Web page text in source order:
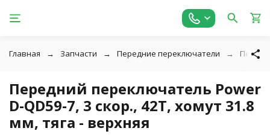
Главная Запчасти Передние переключатели
Передний переключатель Power
D-QD59-7, 3 скор., 42T, хомут 31.8
мм, тяга - верхняя